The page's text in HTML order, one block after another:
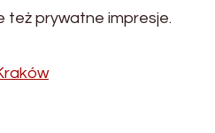
też prywatne impresje.